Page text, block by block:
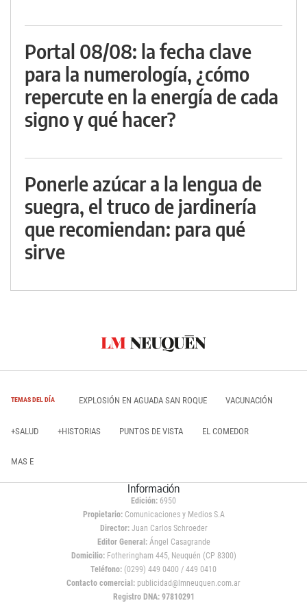
Portal 08/08: la fecha clave
para la numerología, ¿cómo
repercute en la energía de cada
signo y qué hacer?
Ponerle azúcar a la lengua de
suegra, el truco de jardinería
que recomiendan: para qué
sirve
TEMAS DEL DÍA EXPLOSIÓN EN AGUADA SAN ROQUE VACUNACIÓN
+SALUD +HISTORIAS PUNTOS DE VISTA EL COMEDOR
MAS E
Información
Edición: 6950
Propietario:Comunicaciones y Medios S.A
Director: Juan Carlos Schroeder
Editor General:Ángel Casagrande
Domicilio:Fotheringham 445, Neuquén (CP 8300)
Teléfono: (0299) 449 0400 / 449 0410
Contacto comercial: publicidad@lmneuquen.com.ar
Registro DNA: 97810291